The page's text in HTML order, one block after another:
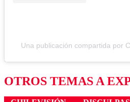
Una publicación compartida por
OTROS TEMAS A